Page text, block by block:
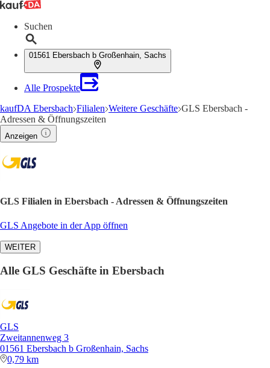
Suchen
01561 Ebersbach b Großenhain, Sachs
Alle Prospekte
kaufDA Ebersbach Filialen Weitere Geschäfte GLS Ebersbach -
Adressen & Öffnungszeiten
Anzeigen
GLS Filialen in Ebersbach - Adressen & Öffnungszeiten
GLS Angebote in der App öffnen
WEITER
Alle GLS Geschäfte in Ebersbach
GLS
Zweitannenweg 3
01561 Ebersbach b Großenhain, Sachs
0,79 km